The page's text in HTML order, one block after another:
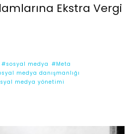
Ekstra Vergi
#sosyal medya #Meta
medya danışmanlığı
medya yönetimi